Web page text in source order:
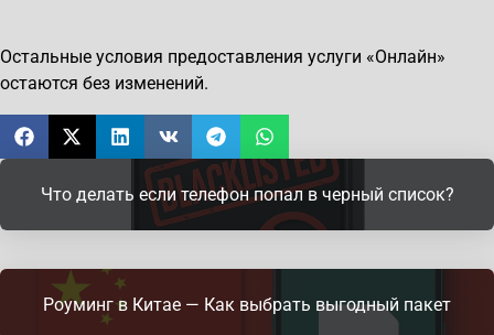
Остальные условия предоставления услуги «Онлайн»
остаются без изменений.
Что делать если телефон попал в черный список?
Роуминг в Китае — Как выбрать выгодный пакет